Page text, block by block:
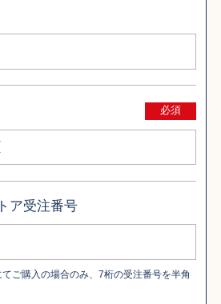
必須
ア受注番号
ご購入の場合のみ、7桁の受注番号を半角